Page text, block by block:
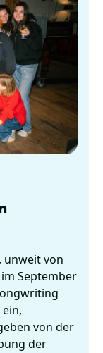
unweit von
September
von der
der